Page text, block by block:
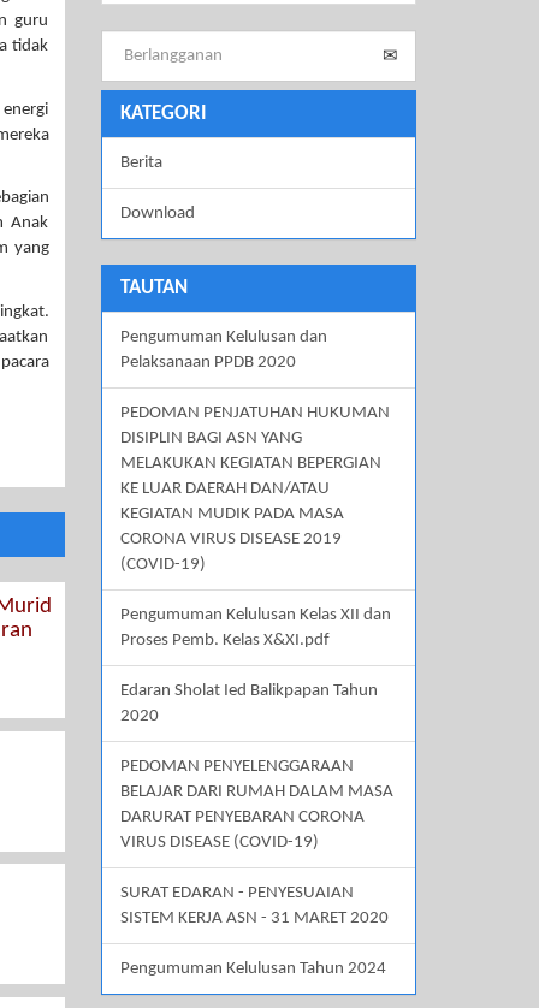
guru
tidak
Anak
yang
KATEGORI
Berita
Download
TAUTAN
Pengumuman Kelulusan dan
Pelaksanaan PPDB 2020
PEDOMAN PENJATUHAN HUKUMAN
DISIPLIN BAGI ASN YANG
MELAKUKAN KEGIATAN BEPERGIAN
KE LUAR DAERAH DAN/ATAU
KEGIATAN MUDIK PADA MASA
CORONA VIRUS DISEASE 2019
(COVID-19)
Pengumuman Kelulusan Kelas XII dan
Proses Pemb. Kelas X&XI.pdf
Edaran Sholat Ied Balikpapan Tahun
2020
PEDOMAN PENYELENGGARAAN
BELAJAR DARI RUMAH DALAM MASA
DARURAT PENYEBARAN CORONA
VIRUS DISEASE (COVID-19)
SURAT EDARAN - PENYESUAIAN
SISTEM KERJA ASN - 31 MARET 2020
Pengumuman Kelulusan Tahun 2024